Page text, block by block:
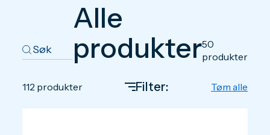
Alle
produkter50
produkter
112 produkter Filter: Tøm alle